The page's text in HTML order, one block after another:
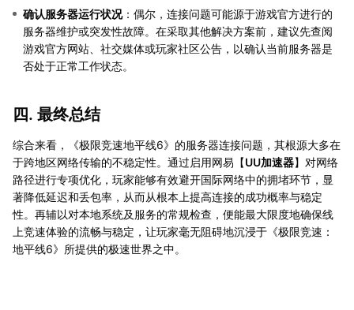
确认服务器运行状况：偶尔，连接问题可能源于游戏官方进行的
服务器维护或突发性故障。在采取其他解决方案前，建议先查阅
游戏官方网站、社交媒体或玩家社区公告，以确认当前服务器是
否处于正常工作状态。
四. 最终总结
综合来看，《极限竞速地平线6》的服务器连接问题，其根源大多在
于跨地区网络传输的不稳定性。通过启用网易【UU加速器】对网络
路径进行专项优化，玩家能够有效避开国际网络中的拥堵环节，显
著降低延迟和丢包率，从而从根本上提高连接的成功概率与稳定
性。再辅以对本地系统及服务的常规检查，便能最大限度地确保线
上竞速体验的流畅与稳定，让玩家毫无阻碍地沉浸于《极限竞速：
地平线6》所提供的极速世界之中。